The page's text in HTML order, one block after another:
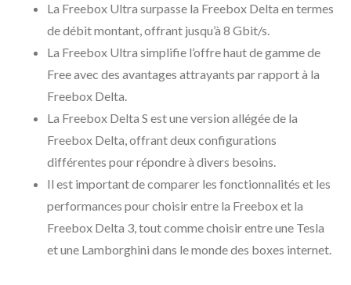
La Freebox Ultra surpasse la Freebox Delta en termes
de débit montant, offrant jusqu’à 8 Gbit/s.
La Freebox Ultra simplifie l’offre haut de gamme de
Free avec des avantages attrayants par rapport à la
Freebox Delta.
La Freebox Delta S est une version allégée de la
Freebox Delta, offrant deux configurations
différentes pour répondre à divers besoins.
Il est important de comparer les fonctionnalités et les
performances pour choisir entre la Freebox et la
Freebox Delta 3, tout comme choisir entre une Tesla
et une Lamborghini dans le monde des boxes internet.